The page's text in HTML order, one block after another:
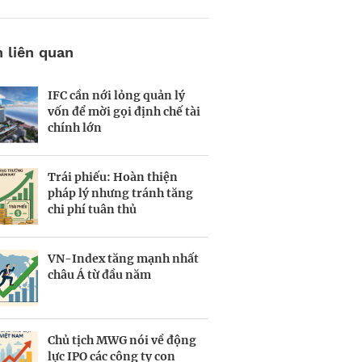
liên quan
IFC cần nới lỏng quản lý
vốn để mời gọi định chế tài
chính lớn
Trái phiếu: Hoàn thiện
pháp lý nhưng tránh tăng
chi phí tuân thủ
VN-Index tăng mạnh nhất
châu Á từ đầu năm
Chủ tịch MWG nói về động
lực IPO các công ty con
Mùa xuân IPO trở lại
Cuộc đua tăng vốn trên thị
trường chứng khoán bắt
đầu
Việt Nam dự kiến sẽ có tối
đa 5 sàn giao dịch tiền mã
Tín dụng vào bất động sản
tăng cao nhưng vẫn an
Lợi suất trái phiếu Chính
phủ dự báo tiếp tục tăng
Sức nóng VN-Index kéo
margin lên đỉnh 5 năm
Ai đang rót tiền kỷ lục vào
chứng khoán lúc này?
VN-Index giằng co trước
đỉnh